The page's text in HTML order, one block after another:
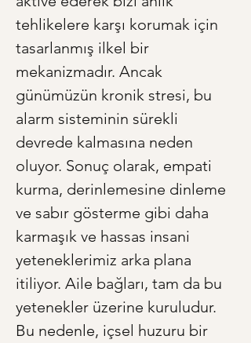
tehlikelere karşı korumak için
tasarlanmış ilkel bir
mekanizmadır. Ancak
günümüzün kronik stresi, bu
alarm sisteminin sürekli
devrede kalmasına neden
oluyor. Sonuç olarak, empati
kurma, derinlemesine dinleme
ve sabır gösterme gibi daha
karmaşık ve hassas insani
yeteneklerimiz arka plana
itiliyor. Aile bağları, tam da bu
yetenekler üzerine kuruludur.
Bu nedenle, içsel huzuru bir